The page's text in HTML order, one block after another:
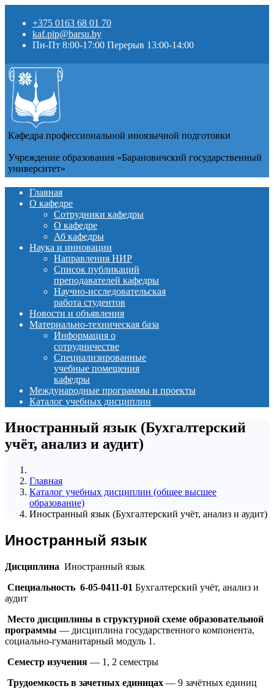
+375 0163 68 01 70
kaf.pip@barsu.by
Пн-Пт 8:00-17:00 Перерыв 13:00-14:00
Кафедра профессиональной иноязычной подготовки
Учреждение образования «Барановичский государственный
университет»
Главная
О кафедре
Сотрудники кафедры
О кафедре
Аб кафедры
Наука и инновации
Направления НИР
Список публикаций
преподавателей кафедры
Научно-исследовательская
работа студентов
Новости и объявления
Материально-техническая база
Информация о
сотрудничестве
Специализированные
учебные помещения
кафедры
Международные программы и проекты
Каталог учебных дисциплин
Иностранный язык (Бухгалтерский
учёт, анализ и аудит)
Главная
Каталог учебных дисциплин (общее высшее
образование)
Иностранный язык (Бухгалтерский учёт, анализ и аудит)
Иностранный язык
Дисциплина Иностранный язык
Специальность 6-05-0411-01 Бухгалтерский учёт, анализ и
аудит
Место дисциплины в структурной схеме образовательной
программы — дисциплина государственного компонента,
социально-гуманитарный модуль 1.
Семестр изучения — 1, 2 семестры
Трудоемкость в зачетных единицах — 9 зачётных единиц